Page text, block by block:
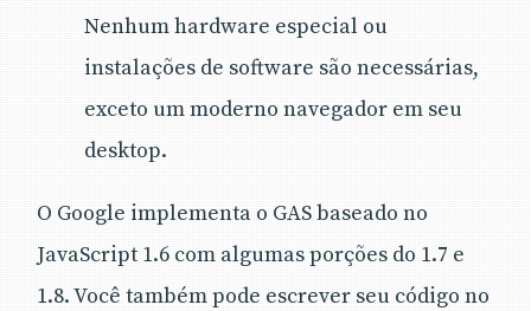
Nenhum hardware especial ou
instalações de software são necessárias,
exceto um moderno navegador em seu
desktop.
O Google implementa o GAS baseado no
JavaScript 1.6 com algumas porções do 1.7 e
1.8. Você também pode escrever seu código no